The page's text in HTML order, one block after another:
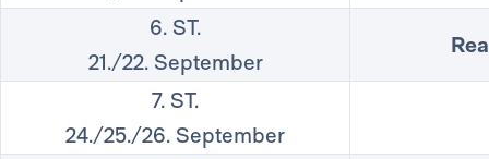
6. ST.
21./22. September
7. ST.
24./25./26. September